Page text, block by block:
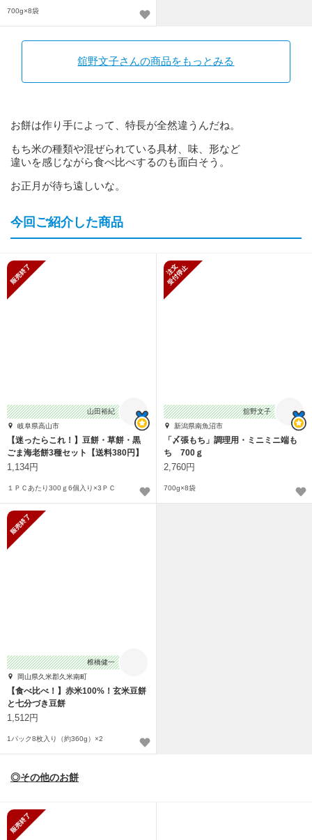
700g×8袋
舘野文子さんの商品をもっとみる
お餅は作り手によって、特長が全然違うんだね。
もち米の種類や混ぜられている具材、味、形など
違いを感じながら食べ比べするのも面白そう。
お正月が待ち遠しいな。
今回ご紹介した商品
山田裕紀
岐阜県高山市
【迷ったらこれ！】豆餅・草餅・黒
ごま海老餅3種セット【送料380円】
1,134円
１ＰＣあたり300ｇ6個入り×3ＰＣ
舘野文子
新潟県南魚沼市
「〆張もち」調理用・ミニミニ端も
ち 700ｇ
2,760円
700g×8袋
椎橋健一
岡山県久米郡久米南町
【食べ比べ！】赤米100%！玄米豆餅
と七分づき豆餅
1,512円
1パック8枚入り（約360g）×2
◎その他のお餅